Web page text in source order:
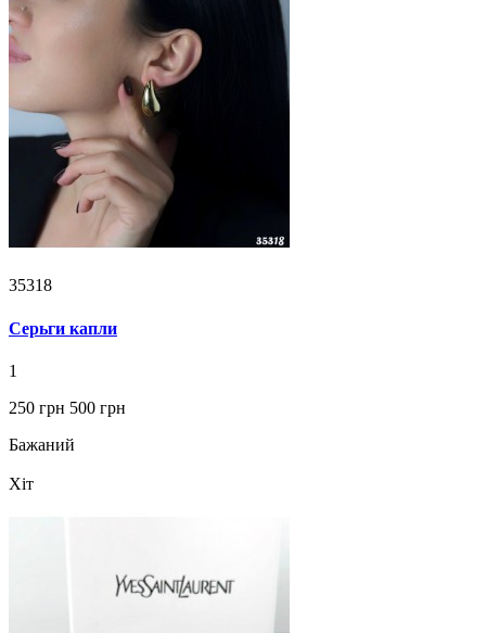
35318
Серьги капли
1
250 грн 500 грн
Бажаний
Хіт